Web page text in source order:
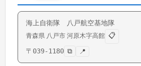
海上自衛隊 八戸航空基地隊
青森県 八戸市 河原木字高館 📋
〒 039-1180 ⧉ 📍